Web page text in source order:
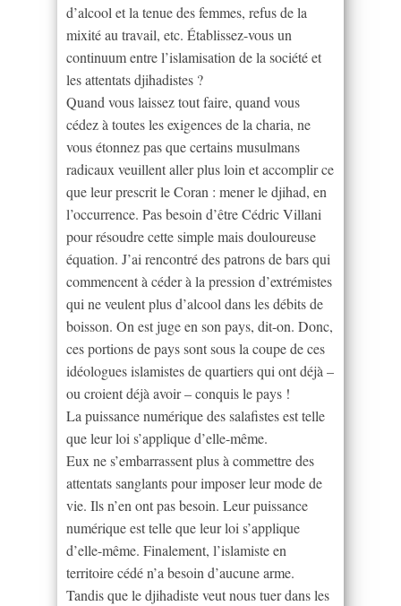
d’alcool et la tenue des femmes, refus de la
mixité au travail, etc. Établissez-vous un
continuum entre l’islamisation de la société et
les attentats djihadistes ?
Quand vous laissez tout faire, quand vous
cédez à toutes les exigences de la charia, ne
vous étonnez pas que certains musulmans
radicaux veuillent aller plus loin et accomplir ce
que leur prescrit le Coran : mener le djihad, en
l’occurrence. Pas besoin d’être Cédric Villani
pour résoudre cette simple mais douloureuse
équation. J’ai rencontré des patrons de bars qui
commencent à céder à la pression d’extrémistes
qui ne veulent plus d’alcool dans les débits de
boisson. On est juge en son pays, dit-on. Donc,
ces portions de pays sont sous la coupe de ces
idéologues islamistes de quartiers qui ont déjà –
ou croient déjà avoir – conquis le pays !
La puissance numérique des salafistes est telle
que leur loi s’applique d’elle-même.
Eux ne s’embarrassent plus à commettre des
attentats sanglants pour imposer leur mode de
vie. Ils n’en ont pas besoin. Leur puissance
numérique est telle que leur loi s’applique
d’elle-même. Finalement, l’islamiste en
territoire cédé n’a besoin d’aucune arme.
Tandis que le djihadiste veut nous tuer dans les